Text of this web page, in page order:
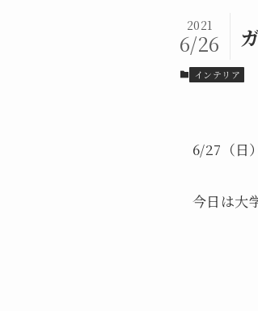
2021
6/26
インテリア
6/27（日
今日は大